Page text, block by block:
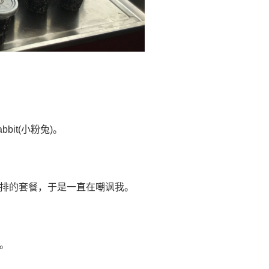
小粉兔)。
的套餐，于是一直在嘲讽我。